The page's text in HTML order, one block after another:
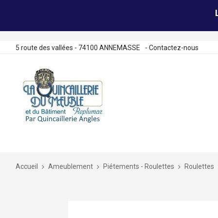
5 route des vallées - 74100 ANNEMASSE - Contactez-nous
Accueil Ameublement Piétements - Roulettes Roulettes